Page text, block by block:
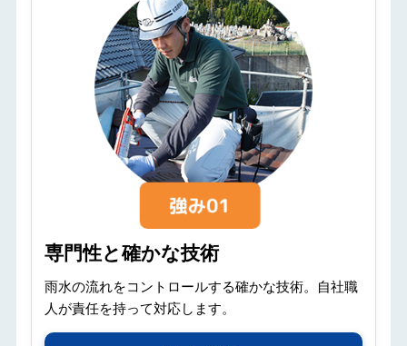
専門性と確かな技術
雨水の流れをコントロールする確かな技術。自社職
人が責任を持って対応します。